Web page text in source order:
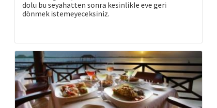
dolu bu seyahatten sonra kesinlikle eve geri
dönmek istemeyeceksiniz.